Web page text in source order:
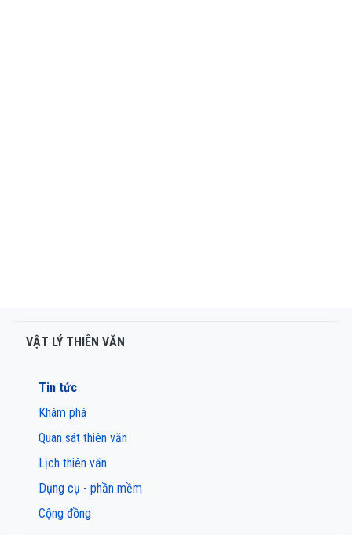
VẬT LÝ THIÊN VĂN
Tin tức
Khám phá
Quan sát thiên văn
Lịch thiên văn
Dụng cụ - phần mềm
Cộng đồng